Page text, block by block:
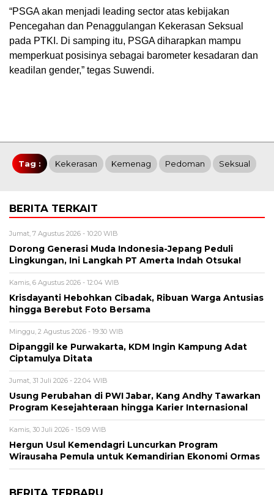
“PSGA akan menjadi leading sector atas kebijakan
Pencegahan dan Penaggulangan Kekerasan Seksual
pada PTKI. Di samping itu, PSGA diharapkan mampu
memperkuat posisinya sebagai barometer kesadaran dan
keadilan gender,” tegas Suwendi.
Tag : Kekerasan Kemenag Pedoman Seksual
BERITA TERKAIT
Jumat, 7 Agustus 2026 - 10:20 WIB
Dorong Generasi Muda Indonesia-Jepang Peduli
Lingkungan, Ini Langkah PT Amerta Indah Otsuka!
Kamis, 6 Agustus 2026 - 12:04 WIB
Krisdayanti Hebohkan Cibadak, Ribuan Warga Antusias
hingga Berebut Foto Bersama
Minggu, 2 Agustus 2026 - 19:30 WIB
Dipanggil ke Purwakarta, KDM Ingin Kampung Adat
Ciptamulya Ditata
Jumat, 31 Juli 2026 - 22:04 WIB
Usung Perubahan di PWI Jabar, Kang Andhy Tawarkan
Program Kesejahteraan hingga Karier Internasional
Kamis, 30 Juli 2026 - 15:09 WIB
Hergun Usul Kemendagri Luncurkan Program
Wirausaha Pemula untuk Kemandirian Ekonomi Ormas